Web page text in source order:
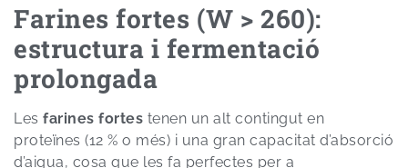
Farines fortes (W > 260):
estructura i fermentació
prolongada
Les farines fortes tenen un alt contingut en
proteïnes (12 % o més) i una gran capacitat d’absorció
d’aigua, cosa que les fa perfectes per a